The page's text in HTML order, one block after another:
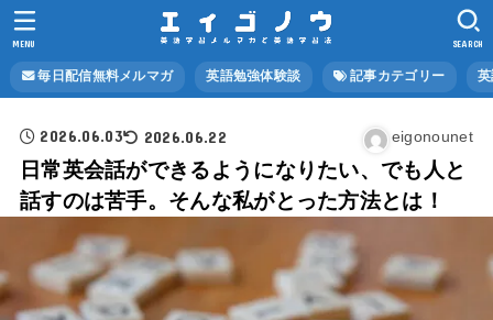
毎日配信無料メルマガ 英語勉強体験談 記事カテゴリー
SEARCH
MENU
2026.06.03 2026.06.22 eigonounet
日常英会話ができるようになりたい、でも人と
話すのは苦手。そんな私がとった方法とは！